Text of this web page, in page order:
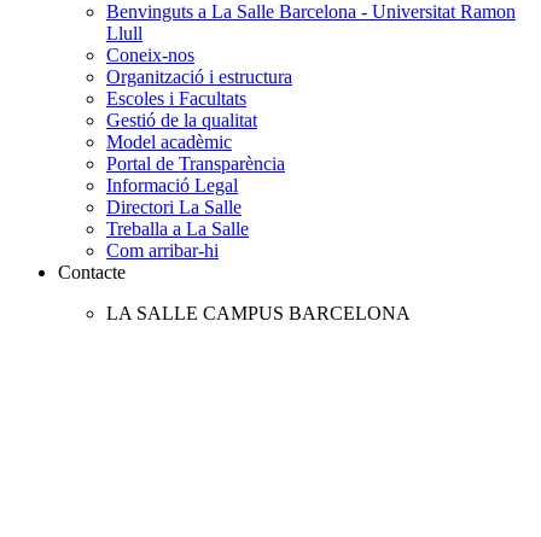
Benvinguts a La Salle Barcelona - Universitat Ramon
Llull
Coneix-nos
Organització i estructura
Escoles i Facultats
Gestió de la qualitat
Model acadèmic
Portal de Transparència
Informació Legal
Directori La Salle
Treballa a La Salle
Com arribar-hi
Contacte
LA SALLE CAMPUS BARCELONA